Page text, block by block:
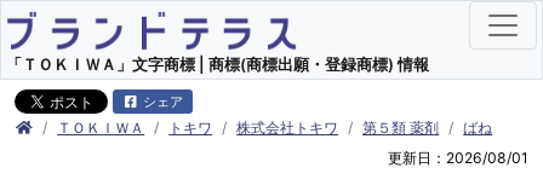
「ＴＯＫＩＷＡ」文字商標 | 商標(商標出願・登録商標) 情報
シェア
ＴＯＫＩＷＡ トキワ 株式会社トキワ 第５類 薬剤
ばね
更新日：2026/08/01